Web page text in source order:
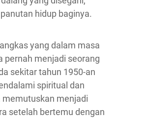
hidup baginya.
yang dalam masa
pernah menjadi seorang
sekitar tahun 1950-an
spiritual dan
memutuskan menjadi
setelah bertemu dengan